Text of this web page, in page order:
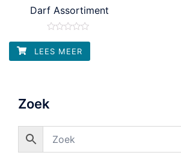
Darf Assortiment
uit
5
LEES MEER
Zoek